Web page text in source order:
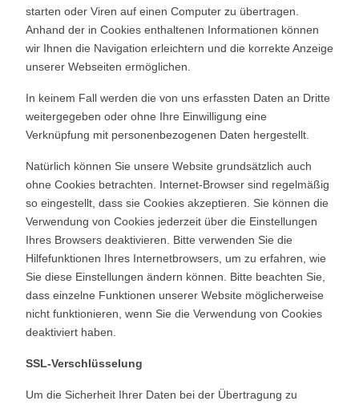
starten oder Viren auf einen Computer zu übertragen.
Anhand der in Cookies enthaltenen Informationen können
wir Ihnen die Navigation erleichtern und die korrekte Anzeige
unserer Webseiten ermöglichen.
In keinem Fall werden die von uns erfassten Daten an Dritte
weitergegeben oder ohne Ihre Einwilligung eine
Verknüpfung mit personenbezogenen Daten hergestellt.
Natürlich können Sie unsere Website grundsätzlich auch
ohne Cookies betrachten. Internet-Browser sind regelmäßig
so eingestellt, dass sie Cookies akzeptieren. Sie können die
Verwendung von Cookies jederzeit über die Einstellungen
Ihres Browsers deaktivieren. Bitte verwenden Sie die
Hilfefunktionen Ihres Internetbrowsers, um zu erfahren, wie
Sie diese Einstellungen ändern können. Bitte beachten Sie,
dass einzelne Funktionen unserer Website möglicherweise
nicht funktionieren, wenn Sie die Verwendung von Cookies
deaktiviert haben.
SSL-Verschlüsselung
Um die Sicherheit Ihrer Daten bei der Übertragung zu